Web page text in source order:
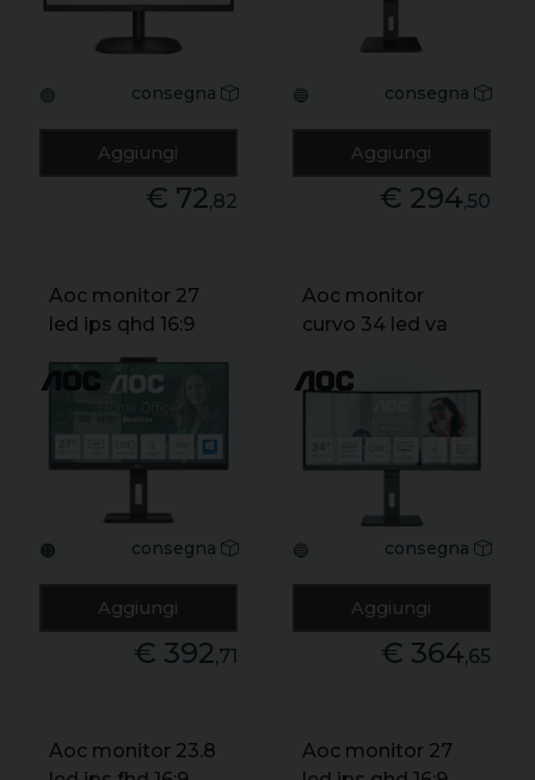
🟢 consegna
Aggiungi
€ 72,82
🔵 consegna
Aggiungi
€ 294,50
Aoc monitor 27
led ips qhd 16:9
4ms 350 cdm.
webcam. usb-c.
multimediale
🟠 consegna
Aggiungi
€ 392,71
Aoc monitor
curvo 34 led va
300 cdm. reg
altezza. usb-c.
dp/hdmi.
multimediale
🔵 consegna
Aggiungi
€ 364,65
Aoc monitor 23.8
Aoc monitor 27